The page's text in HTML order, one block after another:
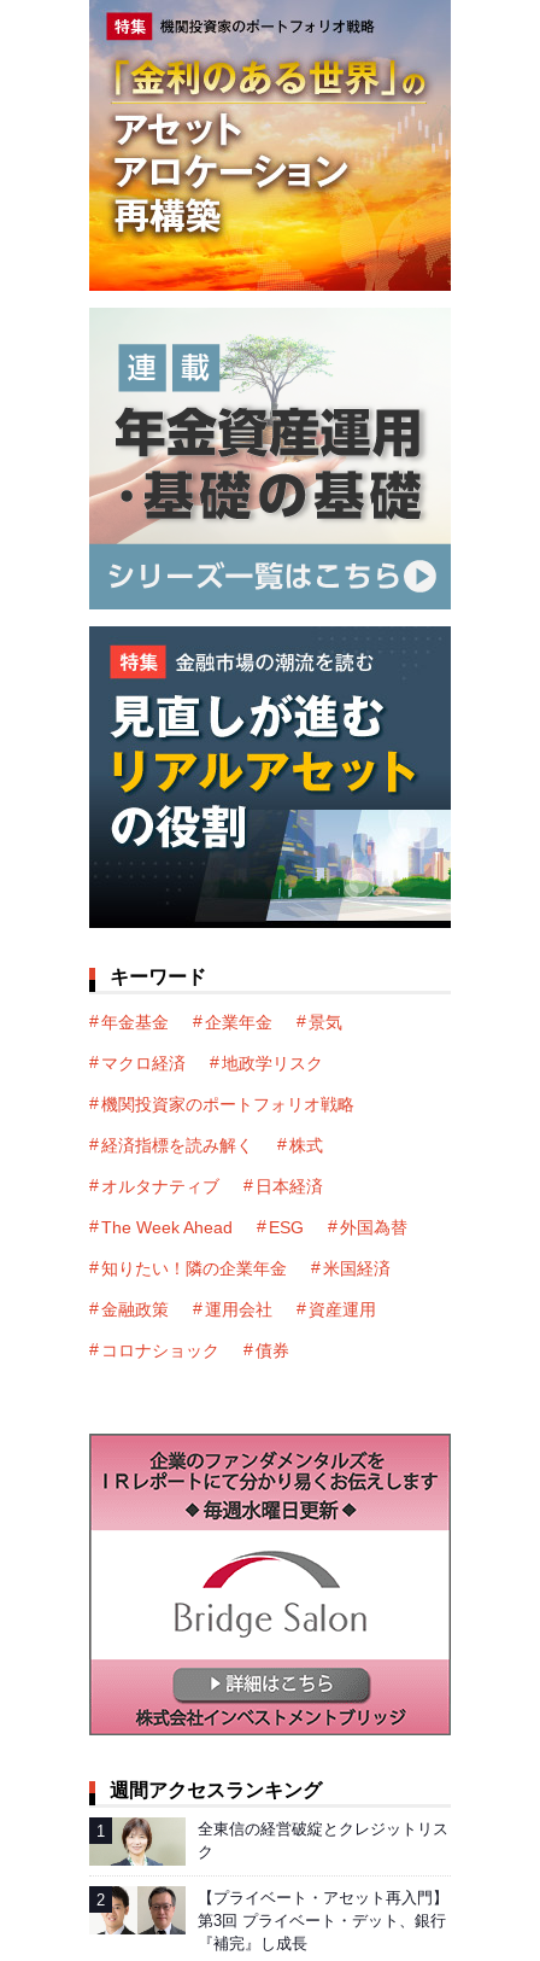
キーワード
年金基金 企業年金 景気
マクロ経済 地政学リスク
機関投資家のポートフォリオ戦略
経済指標を読み解く 株式
オルタナティブ 日本経済
The Week Ahead ESG 外国為替
知りたい！隣の企業年金 米国経済
金融政策 運用会社 資産運用
コロナショック 債券
週間アクセスランキング
全東信の経営破綻とクレジットリス
ク
【プライベート・アセット再入門】
第3回 プライベート・デット、銀行
『補完』し成長